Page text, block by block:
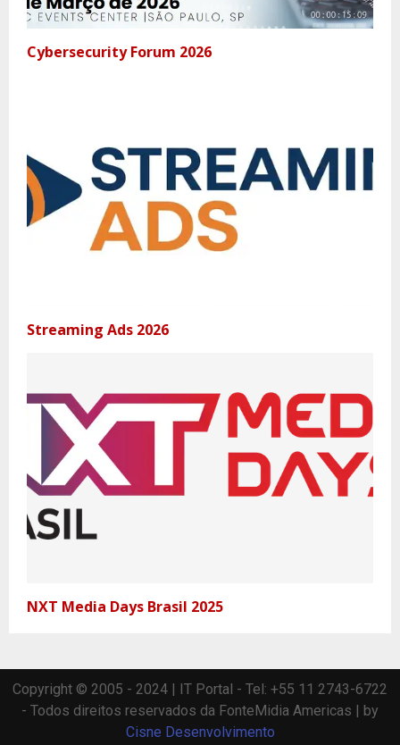
Cybersecurity Forum 2026
Streaming Ads 2026
NXT Media Days Brasil 2025
Copyright © 2005 - 2024 | IT Portal - Tel: +55 11 2743-6722
- Todos direitos reservados da FonteMidia Americas | by
Cisne Desenvolvimento